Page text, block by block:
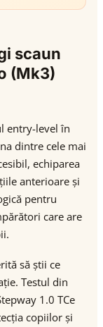
scaun
(Mk3)
entry-level în
dintre cele mai
echiparea
anterioare și
pentru
care are
să știi ce
Testul din
1.0 TCe
copiilor și